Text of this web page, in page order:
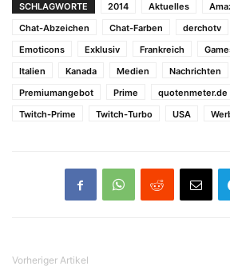
SCHLAGWORTE 2014 Aktuelles
Chat-Abzeichen
Chat-Farben derchotv
Emoticons
Exklusiv Frankreich
Italien
Kanada Medien Nachrichten
Premiumangebot
Prime quotenmeter.de
Twitch-Prime
Twitch-Turbo USA
Vorheriger Artikel